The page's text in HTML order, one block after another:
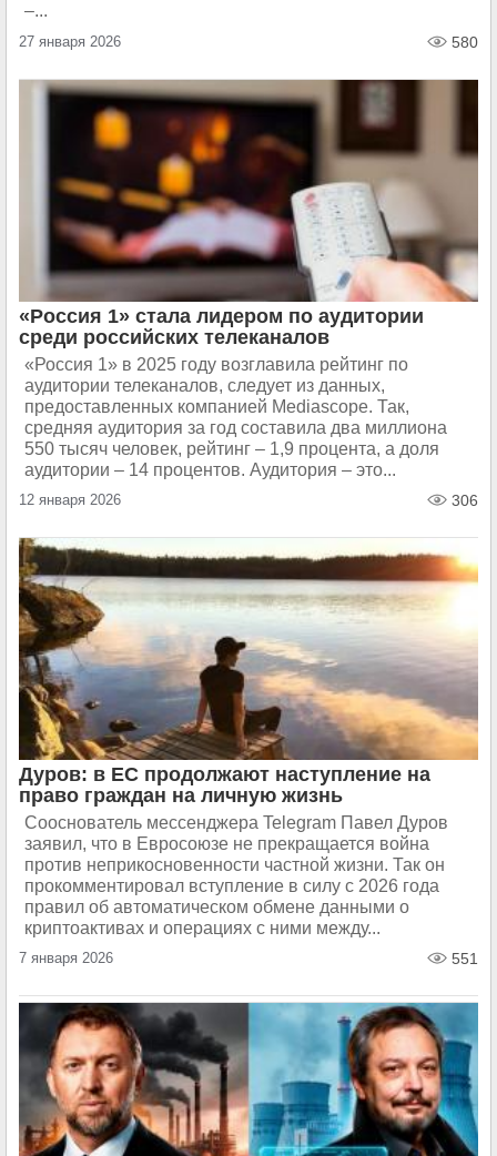
–...
27 января 2026 580
«Россия 1» стала лидером по аудитории
среди российских телеканалов
«Россия 1» в 2025 году возглавила рейтинг по
аудитории телеканалов, следует из данных,
предоставленных компанией Mediascope. Так,
средняя аудитория за год составила два миллиона
550 тысяч человек, рейтинг – 1,9 процента, а доля
аудитории – 14 процентов. Аудитория – это...
12 января 2026 306
Дуров: в ЕС продолжают наступление на
право граждан на личную жизнь
Сооснователь мессенджера Telegram Павел Дуров
заявил, что в Евросоюзе не прекращается война
против неприкосновенности частной жизни. Так он
прокомментировал вступление в силу с 2026 года
правил об автоматическом обмене данными о
криптоактивах и операциях с ними между...
7 января 2026 551